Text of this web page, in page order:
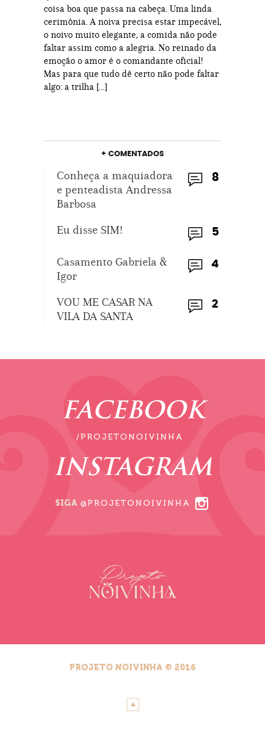
coisa boa que passa na cabeça. Uma linda
cerimônia. A noiva precisa estar impecável,
o noivo muito elegante, a comida não pode
faltar assim como a alegria. No reinado da
emoção o amor é o comandante oficial!
Mas para que tudo dê certo não pode faltar
algo: a trilha […]
+ COMENTADOS
8
Conheça a maquiadora
e penteadista Andressa
Barbosa
5
Eu disse SIM!
4
Casamento Gabriela &
Igor
2
VOU ME CASAR NA
VILA DA SANTA
FACEBOOK
/PROJETONOIVINHA
INSTAGRAM
SIGA @PROJETONOIVINHA
PROJETO NOIVINHA © 2016